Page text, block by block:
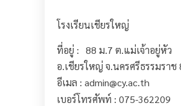
โรงเรียนเชียรใหญ่
ที่อยู่ : 88 ม.7 ต.แม่เจ้าอยู่หัว
อ.เชียรใหญ่ จ.นครศรีธรรมราช
อีเมล : admin@cy.ac.th
เบอร์โทรศัพท์ : 075-362209